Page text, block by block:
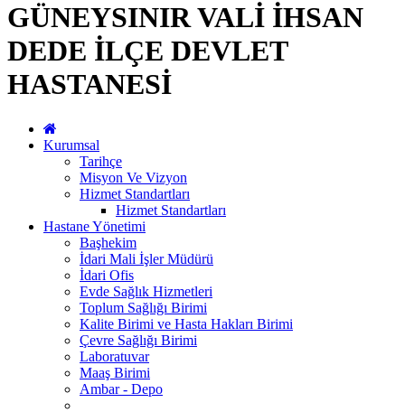
GÜNEYSINIR VALİ İHSAN
DEDE İLÇE DEVLET
HASTANESİ
Kurumsal
Tarihçe
Misyon Ve Vizyon
Hizmet Standartları
Hizmet Standartları
Hastane Yönetimi
Başhekim
İdari Mali İşler Müdürü
İdari Ofis
Evde Sağlık Hizmetleri
Toplum Sağlığı Birimi
Kalite Birimi ve Hasta Hakları Birimi
Çevre Sağlığı Birimi
Laboratuvar
Maaş Birimi
Ambar - Depo